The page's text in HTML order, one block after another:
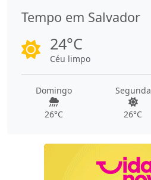
Tempo em Salvador
24°C
Céu limpo
Domingo
26°C
Segunda
26°C